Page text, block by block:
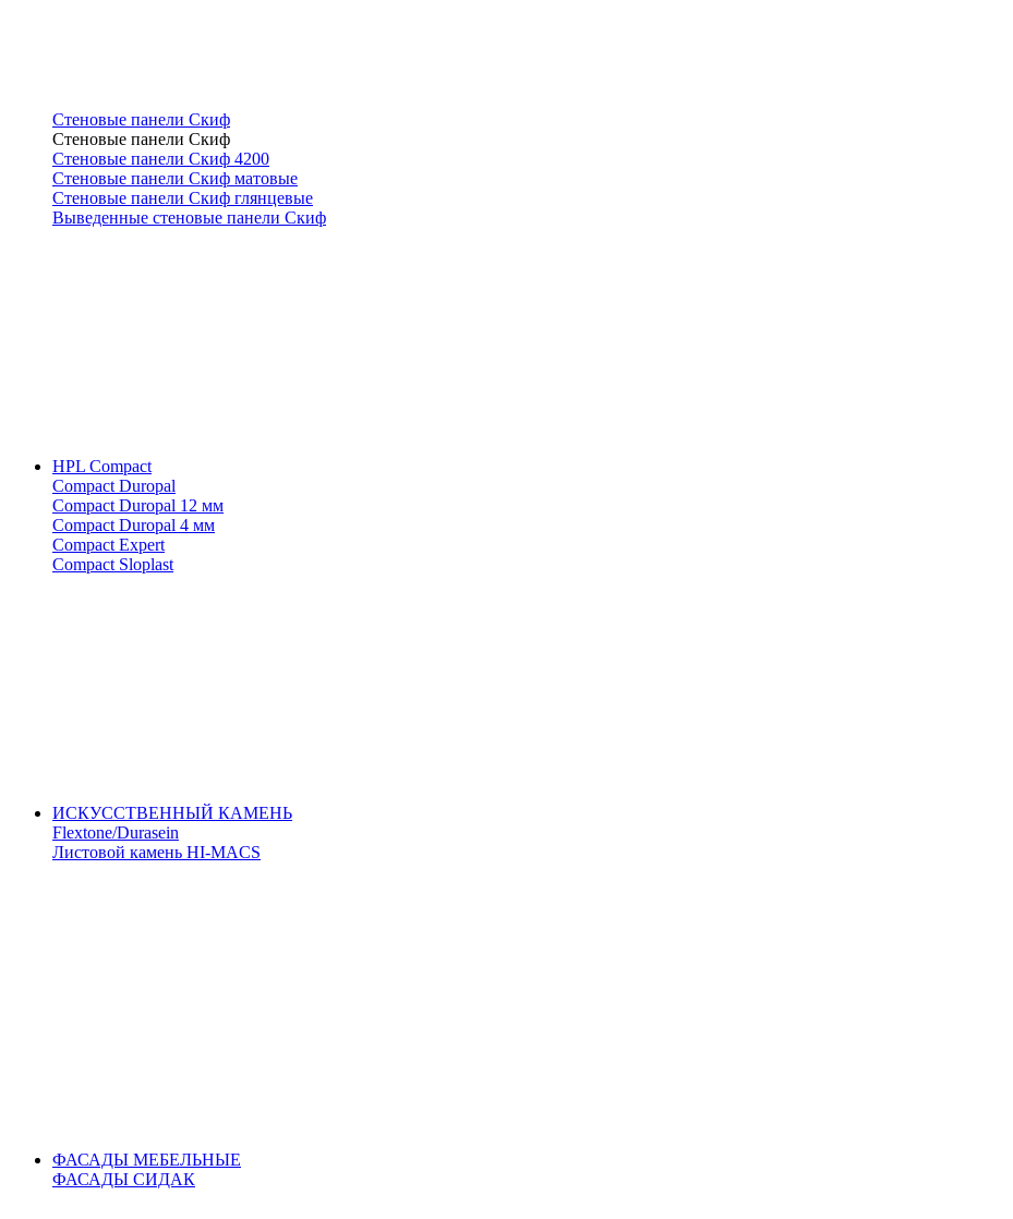
Стеновые панели Скиф
Стеновые панели Скиф
Стеновые панели Скиф 4200
Стеновые панели Скиф матовые
Стеновые панели Скиф глянцевые
Выведенные стеновые панели Скиф
HPL Compact
Compact Duropal
Compact Duropal 12 мм
Compact Duropal 4 мм
Compact Expert
Compact Sloplast
ИСКУССТВЕННЫЙ КАМЕНЬ
Flextone/Durasein
Листовой камень HI-MACS
ФАСАДЫ МЕБЕЛЬНЫЕ
ФАСАДЫ СИДАК